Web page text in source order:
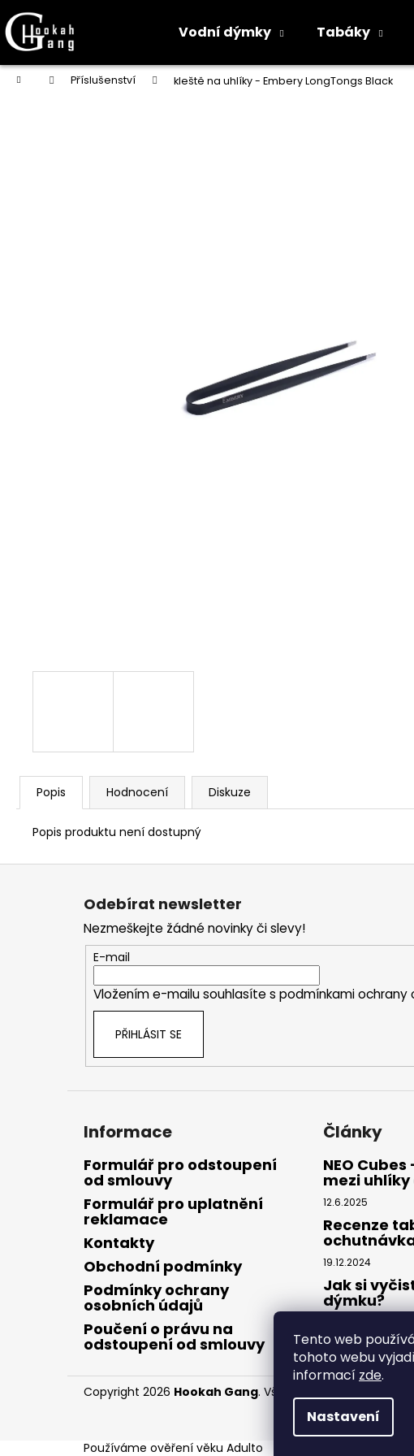
Tento web
tohoto webu
informací zde.
Nastavení
Přejít
Vodní dýmky Tabáky
Domů Příslušenství kleště na uhlíky - Embery LongTongs Black
Popis Hodnocení Diskuze
Popis produktu není dostupný
o
š
í
Zpět
do
obchodu
Zpět
do
obchodu
Co
Z
Odebírat newsletter
Nezmeškejte žádné novinky či slevy!
E-mail
Vložením e-mailu souhlasíte s podmínkami ochrany
PŘIHLÁSIT SE
Informace
Formulář pro odstoupení
od smlouvy
Formulář pro uplatnění
reklamace
Kontakty
Obchodní podmínky
Podmínky ochrany
osobních údajů
Poučení o právu na
odstoupení od smlouvy
Články
NEO
mezi
12.6.2025
Recenze
19.12.2024
Jak si
dýmku?
Copyright 2026 Hookah Gang. Všechna práva vyhrazena.
Používáme ověření věku Adulto